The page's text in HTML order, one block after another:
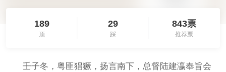
189
顶
29
踩
843票
推荐票
壬子冬，粤匪猖獗，扬言南下，总督陆建瀛奉旨会